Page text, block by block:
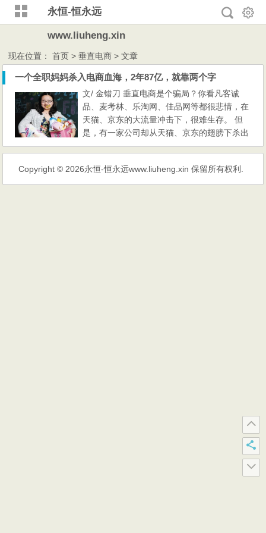
永恒-恒永远
www.liuheng.xin
现在位置：首页 > 垂直电商 > 文章
一个全职妈妈杀入电商血海，2年87亿，就靠两个字
文/ 金错刀 垂直电商是个骗局？你看凡客诚
品、麦考林、乐淘网、佳品网等都很悲情，在
天猫、京东的大流量冲击下，很难生存。 但
是，有一家公司却从天猫、京东的翅膀下杀出
一条血路。这个叫蜜芽的公司，从淘宝小店开
人，年GMV(商品交易总额)25亿，估值近87
亿。 蜜芽创始人刘楠是典型的摩羯座，很有
Copyright © 2026永恒-恒永远www.liuheng.xin 保留所有权利.